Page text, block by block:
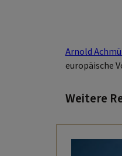
Arnold
europäische
Weitere